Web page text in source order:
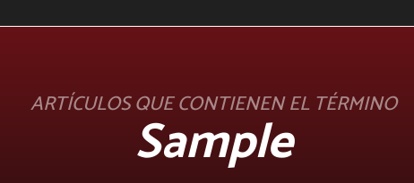
ARTÍCULOS QUE CONTIENEN EL TÉRMINO
Sample